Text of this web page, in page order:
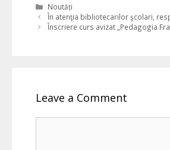
Categories
Noutăți
În atenţia bibliotecarilor şcolari,
Înscriere curs avizat „Pedagogia
Leave a Comment